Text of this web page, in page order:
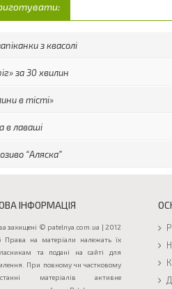
з квасолі
за 30 хвилин
в тісті»
в лаваші
“Аляска”
ІНФОРМАЦІЯ
захищені © patelnya.com.ua | 2012
на матеріали належать їх
та подані на сайті для
При повному чи частковому
матеріалів активне